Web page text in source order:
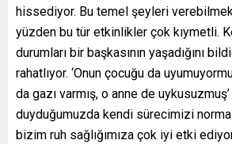
hissediyor. Bu temel şeyleri
yüzden bu tür etkinlikler çok kıymetli.
durumları bir başkasının yaşadığını
rahatlıyor. ‘Onun çocuğu da
da gazı varmış, o anne de
duyduğumuzda kendi sürecimizi
bizim ruh sağlığımıza çok iyi etki